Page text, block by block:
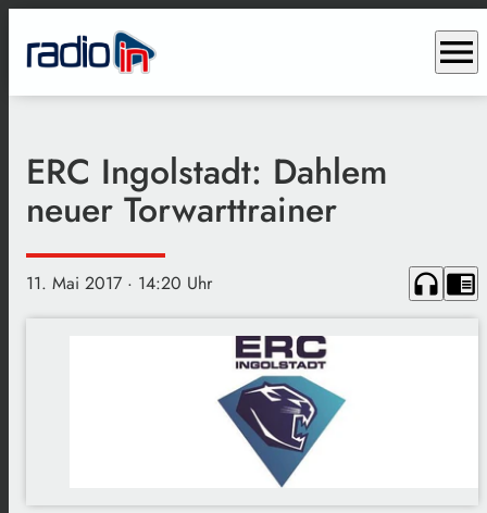
menu
ERC Ingolstadt: Dahlem
neuer Torwarttrainer
11. Mai 2017 · 14:20 Uhr headphones chrome_reader_mode